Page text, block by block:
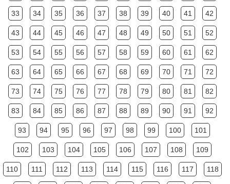
33 34 35 36 37 38 39 40 41 42
43 44 45 46 47 48 49 50 51 52
53 54 55 56 57 58 59 60 61 62
63 64 65 66 67 68 69 70 71 72
73 74 75 76 77 78 79 80 81 82
83 84 85 86 87 88 89 90 91 92
93 94 95 96 97 98 99 100 101
102 103 104 105 106 107 108 109
110 111 112 113 114 115 116 117 118